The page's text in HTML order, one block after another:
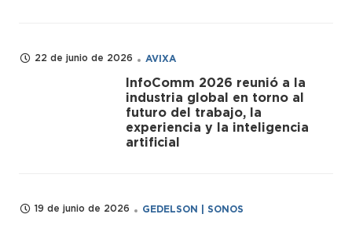
22 de junio de 2026 AVIXA
InfoComm 2026 reunió a la
industria global en torno al
futuro del trabajo, la
experiencia y la inteligencia
artificial
19 de junio de 2026 GEDELSON | SONOS